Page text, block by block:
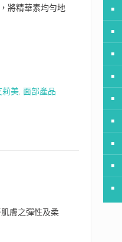
將精華素均勻地
莉美,面部產品
膚之彈性及柔